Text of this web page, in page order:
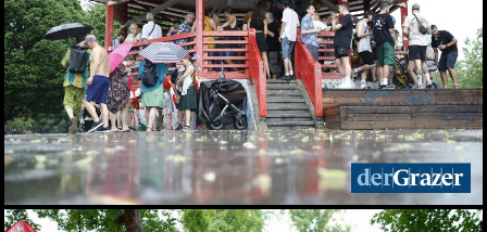
31.05.2026
Fußball-Legende Toni
Polster im Murpark
30.05.2026
Landessieger gekürt:
Lackner ist Weingut des
Jahres 2026
28.05.2026